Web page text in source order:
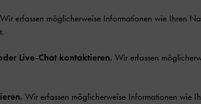
Wir erfassen möglicherweise Informationen wie Ihren
Live-Chat kontaktieren. Wir erfassen
Wir erfassen möglicherweise Informationen wie